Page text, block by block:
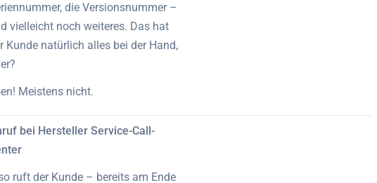
die Versionsnummer –
vielleicht noch weiteres. Das hat
Kunde natürlich alles bei der Hand,
Meistens nicht.
bei Hersteller Service-Call-
ruft der Kunde – bereits am Ende